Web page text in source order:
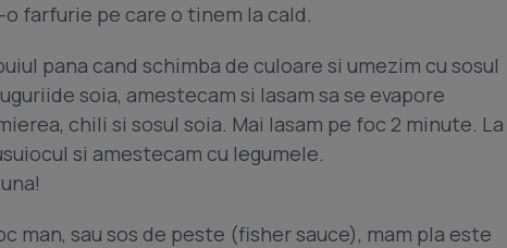
farfurie pe care o tinem la cald.
pana cand schimba de culoare si umezim cu sosul
soia, amestecam si lasam sa se evapore
chili si sosul soia. Mai lasam pe foc 2 minute. La
si amestecam cu legumele.
man, sau sos de peste (fisher sauce), mam pla este